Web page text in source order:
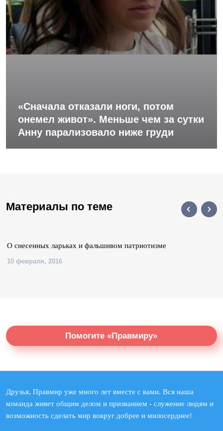
«Сначала отказали ноги, потом
онемел живот». Меньше чем за сутки
Анну парализовало ниже груди
Материалы по теме
О снесенных ларьках и фальшивом патриотизме
10 февраля, 2016
Помогите «Правмиру»
Друзья, Правмир уже много лет вместе с вами. Вся наша
команда живет общим делом и призванием - служение людям и
возможность сделать мир вокруг добрее и милосерднее!